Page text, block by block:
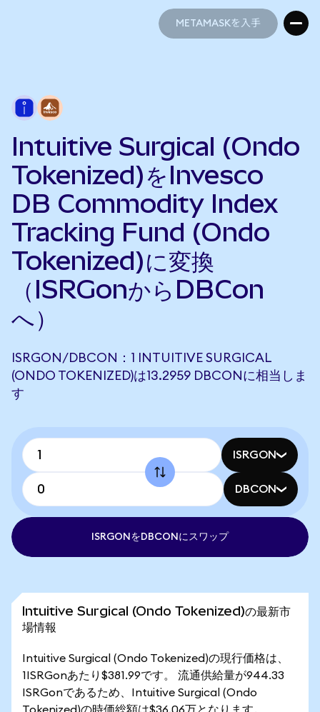
METAMASKを入手
Intuitive Surgical (Ondo
Tokenized)をInvesco
DB Commodity Index
Tracking Fund (Ondo
Tokenized)に変換
（ISRGonからDBCon
へ）
ISRGON/DBCON：1 INTUITIVE SURGICAL
(ONDO TOKENIZED)は13.2959 DBCONに相当しま
す
ISRGON
DBCON
ISRGONをDBCONにスワップ
Intuitive Surgical (Ondo Tokenized)の最新市
場情報
Intuitive Surgical (Ondo Tokenized)の現行価格は、
1ISRGonあたり$381.99です。 流通供給量が944.33
ISRGonであるため、Intuitive Surgical (Ondo